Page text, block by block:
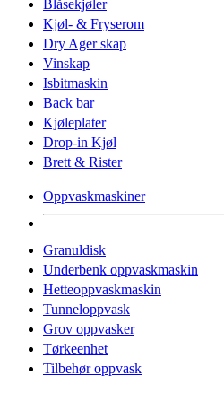
Blåsekjøler
Kjøl- & Fryserom
Dry Ager skap
Vinskap
Isbitmaskin
Back bar
Kjøleplater
Drop-in Kjøl
Brett & Rister
Oppvaskmaskiner
Granuldisk
Underbenk oppvaskmaskin
Hetteoppvaskmaskin
Tunneloppvask
Grov oppvasker
Tørkeenhet
Tilbehør oppvask